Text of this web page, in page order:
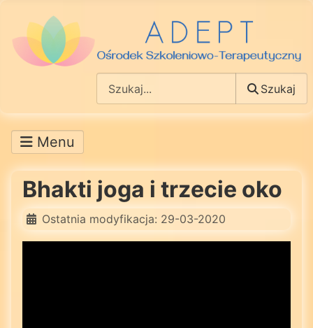
Szukaj
Bhakti joga i trzecie oko
Ostatnia modyfikacja: 29-03-2020